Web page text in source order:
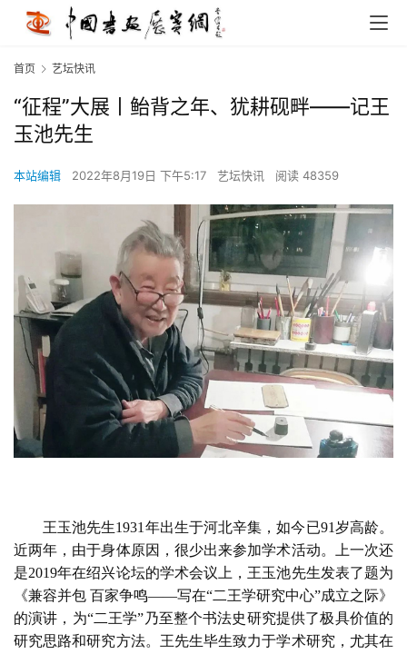
首页 艺坛快讯
“征程”大展丨鲐背之年、犹耕砚畔——记王
玉池先生
本站编辑 2022年8月19日 下午5:17 艺坛快讯 阅读 48359
王玉池先生1931 年出生于河北辛集，如今已91岁高龄。
近两年，由于身体原因，很少出来参加学术活动。上一次还
是2019年在绍兴论坛的学术会议上，王玉池先生发表了题为
《兼容并包 百家争鸣——写在“二王学研究中心”成立之际》
的演讲，为“二王学”乃至整个书法史研究提供了极具价值的
研究思路和研究方法。王先生毕生致力于学术研究，尤其在